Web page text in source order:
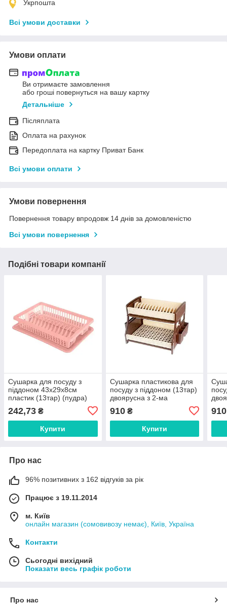
Укрпошта
Всі умови доставки
Умови оплати
Ви отримаєте замовлення
або гроші повернуться на вашу картку
Детальніше
Післяплата
Оплата на рахунок
Передоплата на картку Приват Банк
Всі умови оплати
Умови повернення
Повернення товару впродовж 14 днів за домовленістю
Всі умови повернення
Подібні товари компанії
Сушарка для посуду з
піддоном 43х29х8см
пластик (13тар) (пудра)
242,73 ₴
Купити
Сушарка пластикова для
посуду з піддоном (13тар)
двоярусна з 2-ма
піддонами (беж-кор) ТМ
R-PLASTIC FG FG
910₴
Купити
FG
910
Про нас
96% позитивних з 162 відгуків за рік
Працює з 19.11.2014
м. Київ
онлайн магазин (сомовивозу немає), Київ, Україна
Контакти
Сьогодні вихідний
Показати весь графік роботи
Про нас